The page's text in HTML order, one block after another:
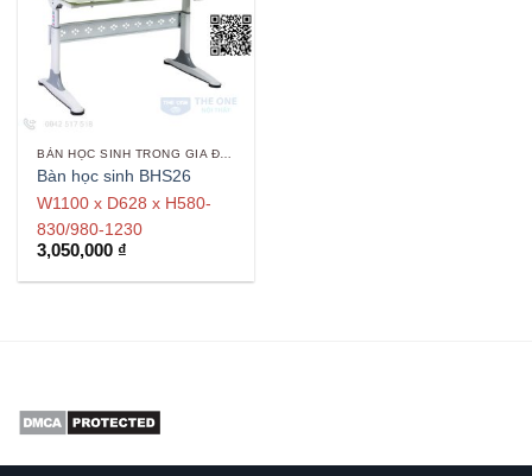
BÀN HỌC SINH TRONG GIA ĐÌNH
Bàn học sinh BHS26
W1100 x D628 x H580-
830/980-1230
3,050,000 ₫